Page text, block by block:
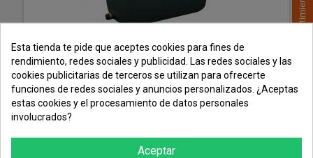
Depósito agua potable AQUALENTZ 66 1000 Litros
Esta tienda te pide que aceptes cookies para fines de
rendimiento, redes sociales y publicidad. Las redes sociales y las
cookies publicitarias de terceros se utilizan para ofrecerte
funciones de redes sociales y anuncios personalizados. ¿Aceptas
estas cookies y el procesamiento de datos personales
involucrados?
Aceptar